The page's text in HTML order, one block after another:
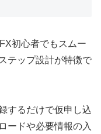
初心者でもスムー
テップ設計が特徴で
するだけで仮申し込
ードや必要情報の入